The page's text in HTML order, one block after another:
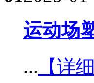
运动场
... 【详细